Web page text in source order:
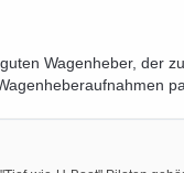
Wagenheber, der